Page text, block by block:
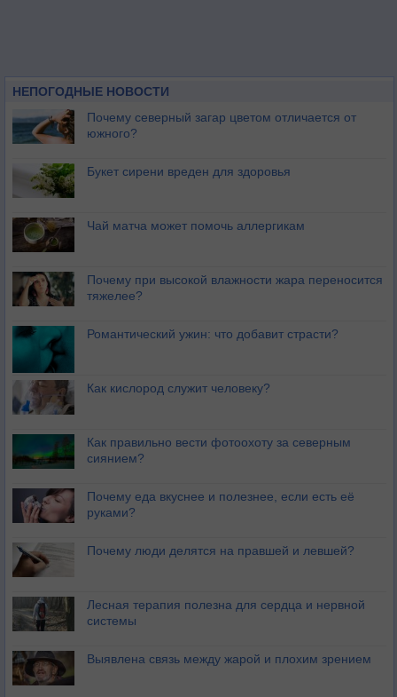
НЕПОГОДНЫЕ НОВОСТИ
Почему северный загар цветом отличается от
южного?
Букет сирени вреден для здоровья
Чай матча может помочь аллергикам
Почему при высокой влажности жара переносится
тяжелее?
Романтический ужин: что добавит страсти?
Как кислород служит человеку?
Как правильно вести фотоохоту за северным
сиянием?
Почему еда вкуснее и полезнее, если есть её
руками?
Почему люди делятся на правшей и левшей?
Лесная терапия полезна для сердца и нервной
системы
Выявлена связь между жарой и плохим зрением